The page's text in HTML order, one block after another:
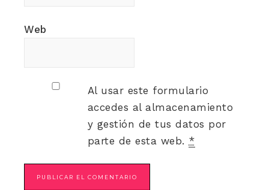
Web
Al usar este formulario
accedes al almacenamiento
y gestión de tus datos por
parte de esta web. *